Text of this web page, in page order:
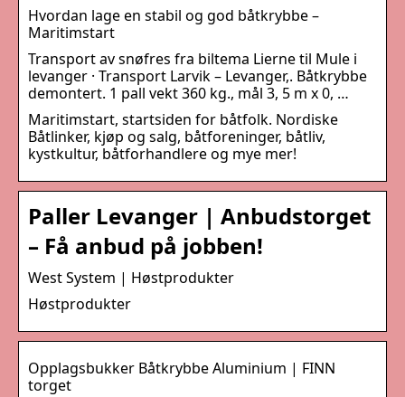
Hvordan lage en stabil og god båtkrybbe –
Maritimstart
Transport av snøfres fra biltema Lierne til Mule i
levanger · Transport Larvik – Levanger,. Båtkrybbe
demontert. 1 pall vekt 360 kg., mål 3, 5 m x 0, …
Maritimstart, startsiden for båtfolk. Nordiske
Båtlinker, kjøp og salg, båtforeninger, båtliv,
kystkultur, båtforhandlere og mye mer!
Paller Levanger | Anbudstorget
– Få anbud på jobben!
West System | Høstprodukter
Høstprodukter
Opplagsbukker Båtkrybbe Aluminium | FINN
torget